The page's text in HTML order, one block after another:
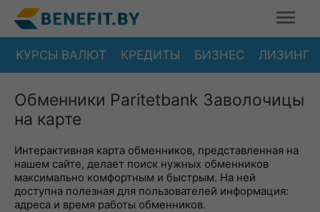
КУРСЫ ВАЛЮТ КРЕДИТЫ БИЗНЕС ЛИЗИНГ
Обменники Paritetbank Заволочицы
на карте
Интерактивная карта обменников, представленная на
нашем сайте, делает поиск нужных обменников
максимально комфортным и быстрым. На ней
доступна полезная для пользователей информация:
адреса и время работы обменников.